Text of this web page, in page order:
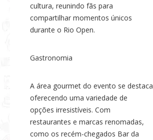
cultura, reunindo fãs para
compartilhar momentos únicos
durante o Rio Open.
Gastronomia
A área gourmet do evento se destaca
oferecendo uma variedade de
opções irresistíveis. Com
restaurantes e marcas renomadas,
como os recém-chegados Bar da